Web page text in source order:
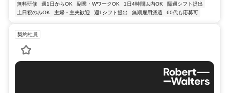
無料研修
週1日からOK 副業・WワークOK 1日4時間以内OK
隔週シフト提出
土日祝のみOK
主婦・主夫歓迎 週1シフト提出 無期雇用派遣 60代も応募可
契約社員